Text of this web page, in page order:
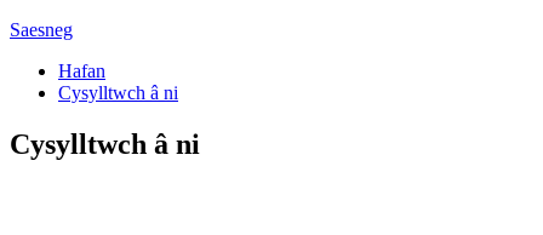
Saesneg
Hafan
Cysylltwch â ni
Cysylltwch â ni